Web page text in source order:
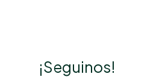
¡Seguinos!